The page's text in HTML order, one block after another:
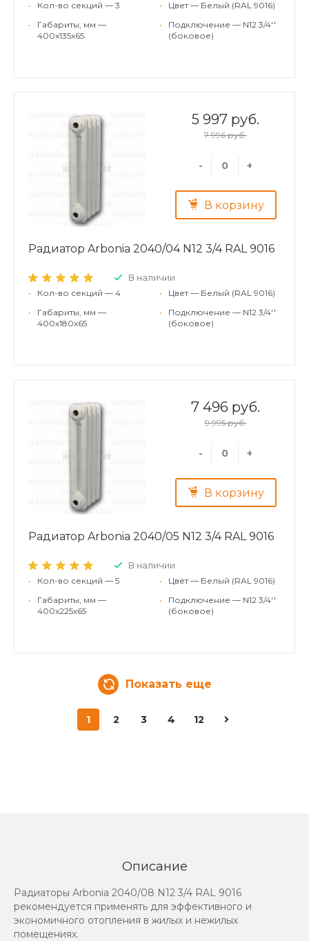
•
Кол-во секций — 3
•
Габариты, мм —
400x135x65
•
Цвет — Белый (RAL 9016)
•
Подключение — N12 3/4''
(боковое)
5 997 руб.
7 996 руб.
- +
В корзину
Радиатор Arbonia 2040/04 N12 3/4 RAL 9016
В наличии
•
Кол-во секций — 4
•
Габариты, мм —
400x180x65
•
Цвет — Белый (RAL 9016)
•
Подключение — N12 3/4''
(боковое)
7 496 руб.
9 995 руб.
- +
В корзину
Радиатор Arbonia 2040/05 N12 3/4 RAL 9016
В наличии
•
Кол-во секций — 5
•
Габариты, мм —
400x225x65
•
Цвет — Белый (RAL 9016)
•
Подключение — N12 3/4''
(боковое)
Показать еще
1 2 3 4 12
Описание
Радиаторы Arbonia 2040/08 N12 3/4 RAL 9016
рекомендуется применять для эффективного и
экономичного отопления в жилых и нежилых
помещениях.